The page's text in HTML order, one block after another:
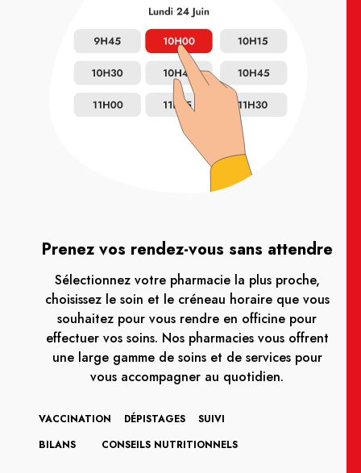
Prenez vos rendez-vous sans attendre
Sélectionnez votre pharmacie la plus proche,
choisissez le soin et le créneau horaire que vous
souhaitez pour vous rendre en officine pour
effectuer vos soins. Nos pharmacies vous offrent
une large gamme de soins et de services pour
vous accompagner au quotidien.
VACCINATION DÉPISTAGES
SUIVI
BILANS
CONSEILS NUTRITIONNELS